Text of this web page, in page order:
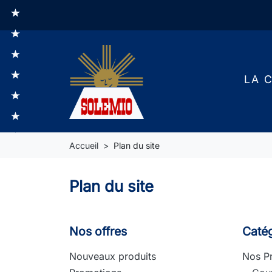
LA
Accueil Plan du site
Plan du site
Nos offres
Nouveaux produits
Nos